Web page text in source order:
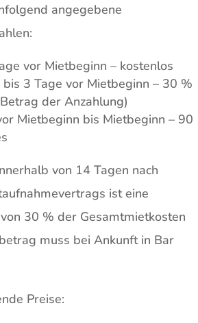
angegebene
vor Mietbeginn – kostenlos
3 Tage vor Mietbeginn – 30 %
der Anzahlung)
Mietbeginn bis Mietbeginn – 90
von 14 Tagen nach
ist eine
30 % der Gesamtmietkosten
muss bei Ankunft in Bar
Preise: